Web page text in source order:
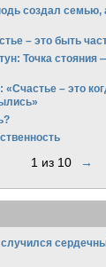
создал семью,
– это быть
Точка стояния
– это
1 из 10 →